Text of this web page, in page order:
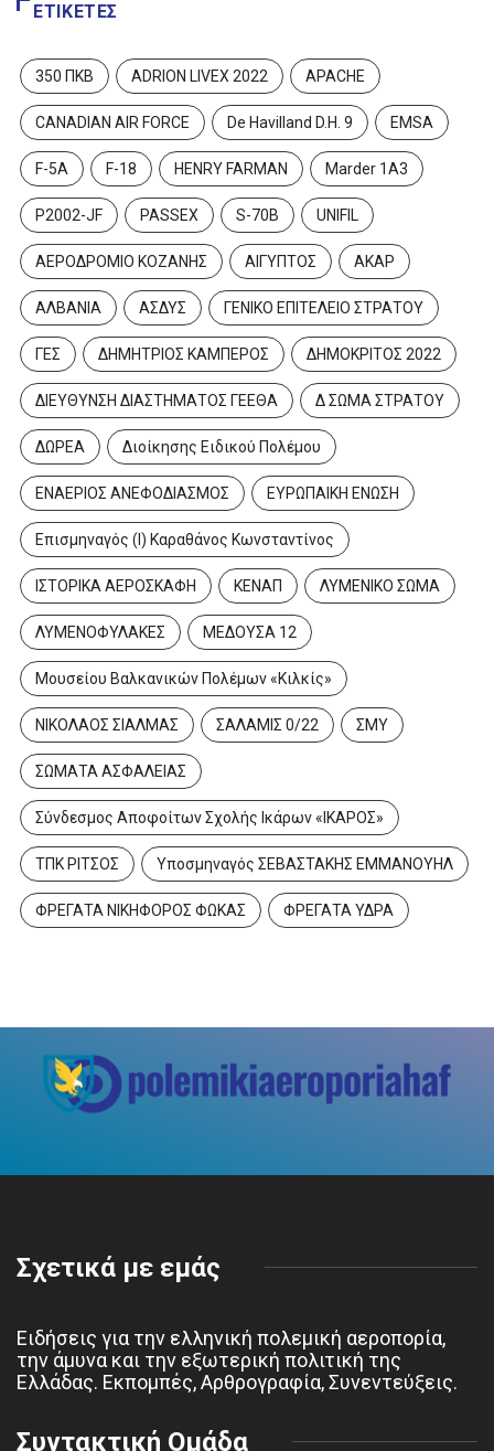
ΕΤΙΚΈΤΕΣ
350 ΠΚΒ ADRION LIVEX 2022 APACHE
CANADIAN AIR FORCE De Havilland D.H. 9 EMSA
F-5A F-18 HENRY FARMAN Marder 1A3
P2002-JF PASSEX S-70B UNIFIL
ΑΕΡΟΔΡΟΜΙΟ ΚΟΖΑΝΗΣ ΑΙΓΥΠΤΟΣ ΑΚΑΡ
ΑΛΒΑΝΙΑ ΑΣΔΥΣ ΓΕΝΙΚΟ ΕΠΙΤΕΛΕΙΟ ΣΤΡΑΤΟΥ
ΓΕΣ ΔΗΜΗΤΡΙΟΣ ΚΑΜΠΕΡΟΣ ΔΗΜΟΚΡΙΤΟΣ 2022
ΔΙΕΥΘΥΝΣΗ ΔΙΑΣΤΗΜΑΤΟΣ ΓΕΕΘΑ Δ ΣΩΜΑ ΣΤΡΑΤΟΥ
ΔΩΡΕΑ Διοίκησης Ειδικού Πολέμου
ΕΝΑΕΡΙΟΣ ΑΝΕΦΟΔΙΑΣΜΟΣ ΕΥΡΩΠΑΙΚΗ ΕΝΩΣΗ
Επισμηναγός (Ι) Καραθάνος Κωνσταντίνος
ΙΣΤΟΡΙΚΑ ΑΕΡΟΣΚΑΦΗ ΚΕΝΑΠ ΛΥΜΕΝΙΚΟ ΣΩΜΑ
ΛΥΜΕΝΟΦΥΛΑΚΕΣ ΜΕΔΟΥΣΑ 12
Μουσείου Βαλκανικών Πολέμων «Κιλκίς»
ΝΙΚΟΛΑΟΣ ΣΙΑΛΜΑΣ ΣΑΛΑΜΙΣ 0/22 ΣΜΥ
ΣΩΜΑΤΑ ΑΣΦΑΛΕΙΑΣ
Σύνδεσμος Αποφοίτων Σχολής Ικάρων «ΙΚΑΡΟΣ»
ΤΠΚ ΡΙΤΣΟΣ Υποσμηναγός ΣΕΒΑΣΤΑΚΗΣ ΕΜΜΑΝΟΥΗΛ
ΦΡΕΓΑΤΑ ΝΙΚΗΦΟΡΟΣ ΦΩΚΑΣ ΦΡΕΓΑΤΑ ΥΔΡΑ
Σχετικά με εμάς
Ειδήσεις για την ελληνική πολεμική αεροπορία,
την άμυνα και την εξωτερική πολιτική της
Ελλάδας. Εκπομπές, Αρθρογραφία, Συνεντεύξεις.
Συντακτική Ομάδα